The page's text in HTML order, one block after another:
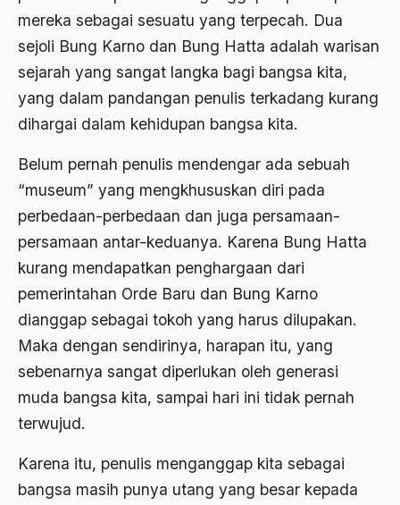
mereka sebagai sesuatu yang terpecah. Dua
sejoli Bung Karno dan Bung Hatta adalah warisan
sejarah yang sangat langka bagi bangsa kita,
yang dalam pandangan penulis terkadang kurang
dihargai dalam kehidupan bangsa kita.
Belum pernah penulis mendengar ada sebuah
“museum” yang mengkhususkan diri pada
perbedaan-perbedaan dan juga persamaan-
persamaan antar-keduanya. Karena Bung Hatta
kurang mendapatkan penghargaan dari
pemerintahan Orde Baru dan Bung Karno
dianggap sebagai tokoh yang harus dilupakan.
Maka dengan sendirinya, harapan itu, yang
sebenarnya sangat diperlukan oleh generasi
muda bangsa kita, sampai hari ini tidak pernah
terwujud.
Karena itu, penulis menganggap kita sebagai
bangsa masih punya utang yang besar kepada
Ahmad Dhani
Ahmad Hasan Rurbi
Ahmad Khomeini
Ahmad Syafi’i Ma’arif
ahmad wahib
Ahmad Wahid
Ahmadiyah
Airport
Airport Changi
Ajaran AGama
Ajaran Agama Islam
Ajaran Islam